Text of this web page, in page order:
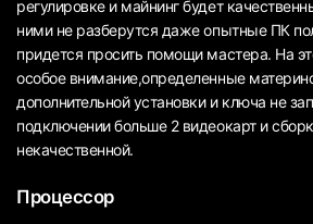
регулировке и майнинг будет
ними не разберутся даже опытные ПК
придется просить помощи мастера. На
особое внимание,определенные
дополнительной установки и ключа не
подключении больше 2 видеокарт и
некачественной.
Процессор